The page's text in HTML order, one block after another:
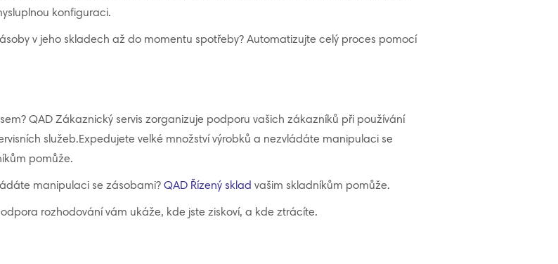
konfiguraci.
v jeho skladech až do momentu spotřeby? Automatizujte celý proces pomocí
QAD Zákaznický servis zorganizuje podporu vašich zákazníků při používání
služeb.Expedujete velké množství výrobků a nezvládáte manipulaci se
pomůže.
manipulaci se zásobami? QAD Řízený sklad vašim skladníkům pomůže.
rozhodování vám ukáže, kde jste ziskoví, a kde ztrácíte.